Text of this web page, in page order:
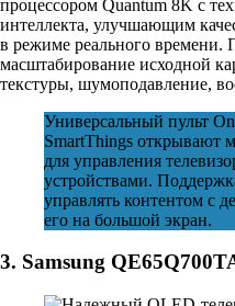
процессором Quantum 8K с
интеллекта, улучшающим
в режиме реального времени.
масштабирование исходной
текстуры, шумоподавление,
Универсальный пульт
SmartThings открывают
для управления
устройствами.
управлять контентом с
его на большой экран.
3. Samsung